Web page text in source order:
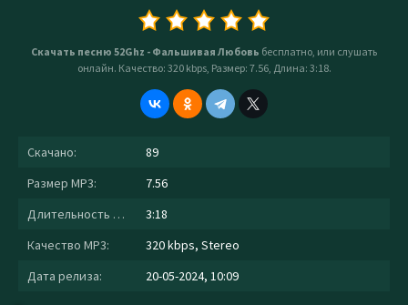
Скачать песню 52Ghz - Фальшивая Любовь бесплатно, или слушать
онлайн. Качество: 320 kbps, Размер: 7.56, Длина: 3:18.
Скачано:
89
Размер MP3:
7.56
Длительность MP3:
3:18
Качество MP3:
320 kbps, Stereo
Дата релиза:
20-05-2024, 10:09